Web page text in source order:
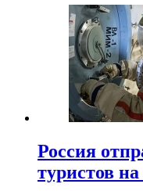
Россия
туристов